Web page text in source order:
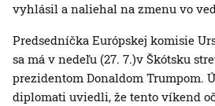
vyhlásil a naliehal na zmenu vo
Predsedníčka Európskej komisie
sa má v nedeľu (27. 7.)v Škótsku
prezidentom Donaldom Trumpom.
diplomati uviedli, že tento víkend